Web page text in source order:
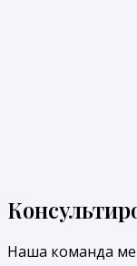
Наша команда